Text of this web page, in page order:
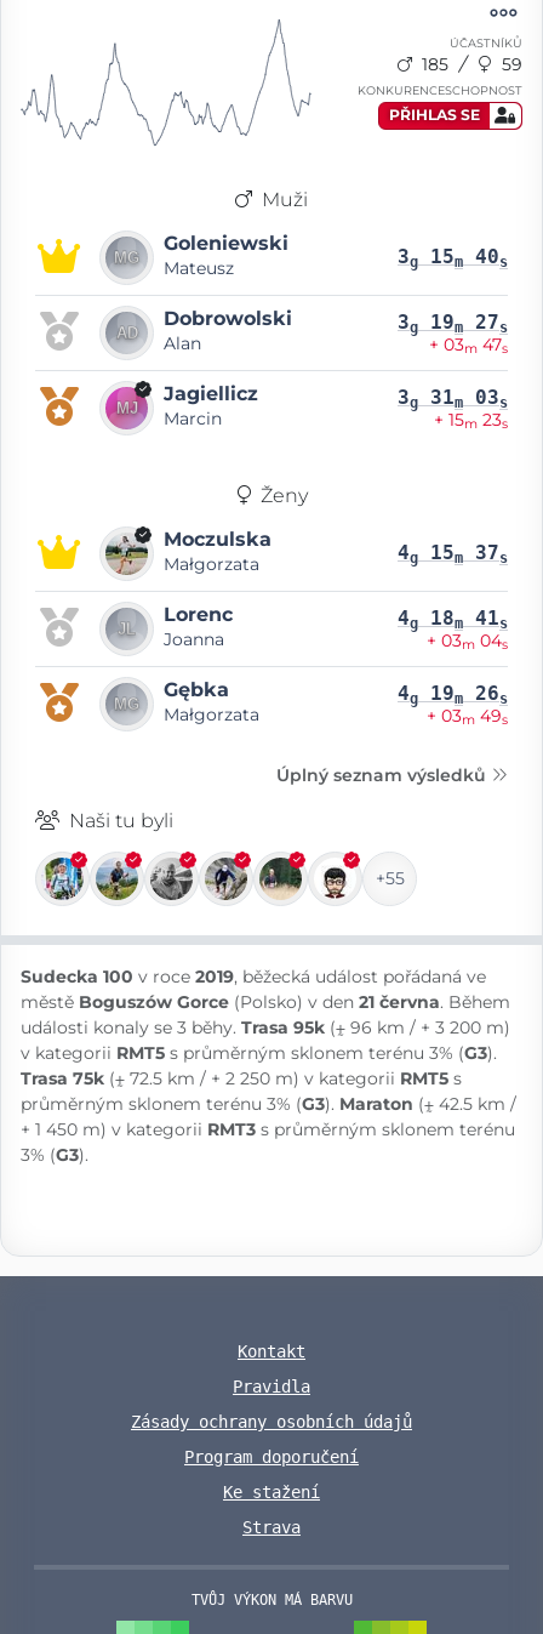
ÚČASTNÍKŮ
185 59
KONKURENCESCHOPNOST
PŘIHLAS SE
Muži
Goleniewski
Mateusz 3g 15m 40s
Dobrowolski
Alan
3g 19m 27s
+ 03m 47s
Jagiellicz
Marcin
3g 31m 03s
+ 15m 23s
Ženy
Moczulska
Małgorzata 4g 15m 37s
Lorenc
Joanna
4g 18m 41s
+ 03m 04s
Gębka
Małgorzata
4g 19m 26s
+ 03m 49s
Úplný seznam výsledků
Naši tu byli
+55
Sudecka 100 v roce 2019, běžecká událost pořádaná ve
městě Boguszów Gorce (Polsko) v den 21 června. Během
události konaly se 3 běhy. Trasa 95k (⨦ 96 km / + 3 200 m)
v kategorii RMT5 s průměrným sklonem terénu 3% (G3).
Trasa 75k (⨦ 72.5 km / + 2 250 m) v kategorii RMT5 s
průměrným sklonem terénu 3% (G3). Maraton (⨦ 42.5 km /
+ 1 450 m) v kategorii RMT3 s průměrným sklonem terénu
3% (G3).
Kontakt
Pravidla
Zásady ochrany osobních údajů
Program doporučení
Ke stažení
Strava
TVŮJ VÝKON MÁ BARVU